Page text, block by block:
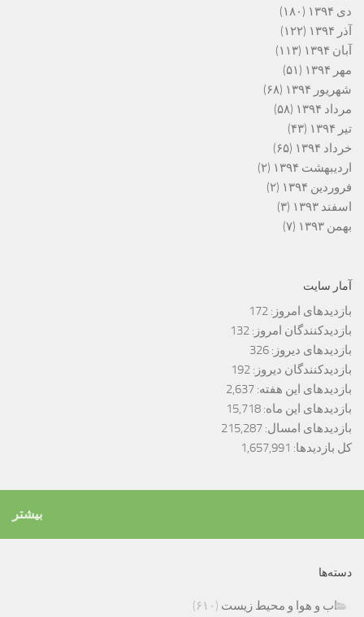
دی ۱۳۹۴
(۱۸۰)
آذر ۱۳۹۴
(۱۲۲)
آبان ۱۳۹۴
(۱۱۳)
مهر ۱۳۹۴
(۵۱)
شهریور ۱۳۹۴
(۶۸)
مرداد ۱۳۹۴
(۵۸)
تیر ۱۳۹۴
(۴۳)
خرداد ۱۳۹۴
(۶۵)
اردیبهشت ۱۳۹۴
(۲)
فروردین ۱۳۹۴
(۲)
اسفند ۱۳۹۳
(۳)
بهمن ۱۳۹۳
(۷)
آمار سایت
بازدیدهای امروز: 172
بازدیدکنندگان امروز: 132
بازدیدهای دیروز: 326
بازدیدکنندگان دیروز: 192
بازدیدهای این هفته: 2,637
بازدیدهای این ماه: 15,718
بازدیدهای امسال: 215,287
کل بازدیدها: 1,657,991
بیشتر
دسته‌ها
اب و هوا و محیط زیست (۶۱۰)